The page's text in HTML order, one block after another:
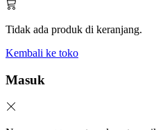
Tidak ada produk di keranjang.
Kembali ke toko
Masuk